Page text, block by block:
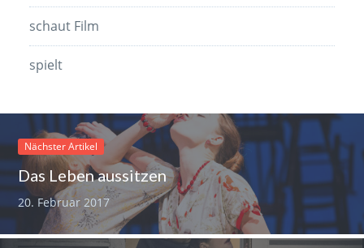
schaut Film
spielt
Nächster Artikel
Das Leben aussitzen
20. Februar 2017